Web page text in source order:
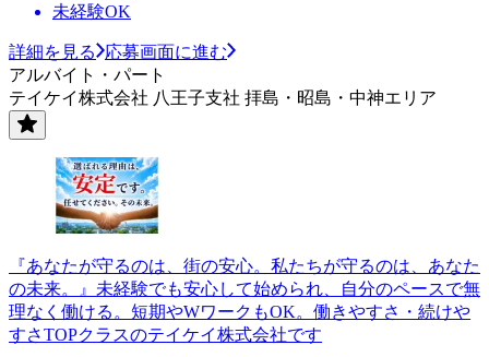
未経験OK
詳細を見る
応募画面に進む
アルバイト・パート
テイケイ株式会社 八王子支社 拝島・昭島・中神エリア
『あなたが守るのは、街の安心。私たちが守るのは、あなた
の未来。』未経験でも安心して始められ、自分のペースで無
理なく働ける。短期やWワークもOK。働きやすさ・続けや
すさTOPクラスのテイケイ株式会社です